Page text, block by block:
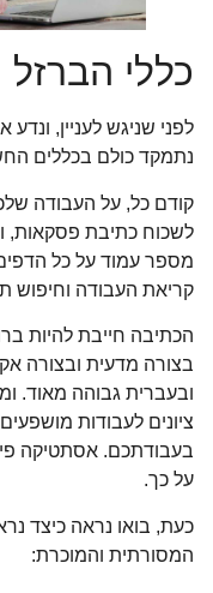
כללי הברזל
לפני שניגש לעניין,
נתמקד כולם בכללים
מספר עמוד על כל
קריאת העבודה וחיפוש
הכתיבה חייבת להיות
בצורה מדעית ובצורה
ובעברית גבוהה מאוד.
ציונים לעבודות
בעבודתכם. אסתטיקה
על כך.
כעת, בואו נראה כיצד
המסורתית והמוכרת: